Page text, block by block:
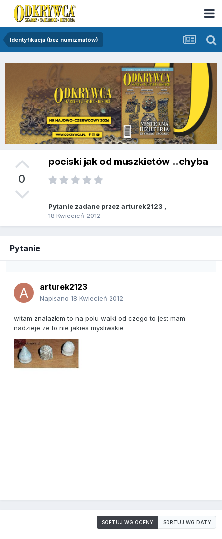
Identyfikacja (bez numizmatów)
0
pociski jak od muszkietów ..chyba
Pytanie zadane przez arturek2123
18 Kwiecień 2012
Pytanie
arturek2123
Napisano 18 Kwiecień 2012
witam znalazłem to na polu walki od czego to jest mam
nadzieje ze to nie jakies mysliwskie
SORTUJ WG OCENY SORTUJ WG DATY